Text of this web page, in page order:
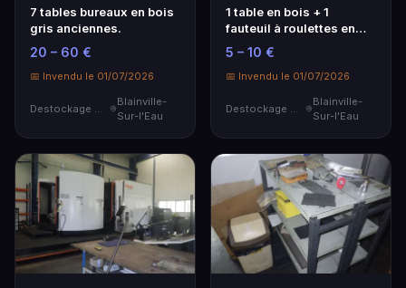
7 tables bureaux en bois
gris anciennes.
20 – 60 €
📅 Invendu le 01/07/2026
Destockage & Invendus
Blainville-
Sur-l'Eau
1 table en bois + 1
fauteuil à roulettes en
tissu noir.
5 – 10 €
📅 Invendu le 01/07/2026
Destockage & Invendus
Blainville-
Sur-l'Eau